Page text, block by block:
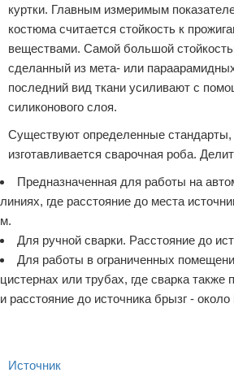
куртки. Главным измеримым
костюма считается стойкость к
веществами. Самой большой
сделанный из мета- или
последний вид ткани усиливают с
силиконового слоя.
Существуют определенные
изготавливается сварочная роба.
Предназначенная для работы на
линиях, где расстояние до места
м.
Для ручной сварки. Расстояние до
Для работы в ограниченных
цистернах или трубах, где сварка также
и расстояние до источника брызг - около
Источник